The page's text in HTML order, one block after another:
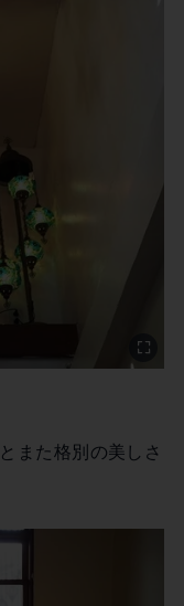
また格別の美しさ